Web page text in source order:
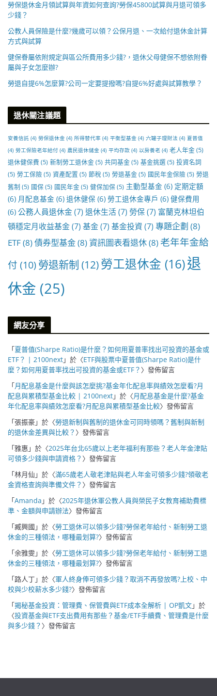
勞保退休金月領試算與年資如何查詢?勞保45800試算與月退可領多
少錢？
公教人員保險是什麼?幾歲可以領？公保月退、一次給付退休金計算
方式與試算
健保眷屬依附規定與區公所費用多少錢?，退休父母健保不想依附眷
屬與子女怎麼辦?
勞退自提6%怎麼算?公司一定要提撥嗎?自提6%好處與試算教學？
退休關注議題
安養信託 (4) 勞保退休金 (4) 所得替代率 (4) 平衡型基金 (4) 六罐子理財法 (4) 夏普值
(4) 勞工保險老年給付 (4) 農民退休儲金 (4) 平均存款 (4) 以房養老 (4) 老人年金(5)
退休健保費 (5) 新制勞工退休金(5) 共同基金(5) 基金挑選 (5) 投資名詞
(5) 勞工保險 (5) 資產配置 (5) 節稅 (5) 勞退基金(5) 國民年金保險 (5) 勞退
舊制 (5) 國保(5) 國民年金(5) 健保加保(5) 主動型基金 (6) 定期定額
(6) 月配息基金 (6) 退休健保 (6) 勞工退休金專戶 (6) 健保費用
(6) 公務人員退休金(7) 退休生活(7) 勞保(7) 富蘭克林坦伯
頓穩定月收益基金(7) 基金(7) 基金投資 (7) 專題企劃 (8)
ETF(8)債券型基金(8)資訊圖表看退休(8)老年年金給
付 (10) 勞退新制 (12)勞工退休金 (16)退
休金 (25)
網友分享
「夏普值(Sharpe Ratio)是什麼？如何用夏普率找出可投資的基金或
ETF？ | 2100next」於〈ETF與股票中夏普值(Sharpe Ratio)是什
麼？如何用夏普率找出可投資的基金或ETF？ 〉發佈留言
「月配息基金是什麼與該怎麼挑?基金年化配息率與績效怎麼看?月
配息與累積型基金比較 | 2100next」於〈月配息基金是什麼?基金
年化配息率與績效怎麼看?月配息與累積型基金比較〉發佈留言
「張振豪」於〈勞退新制與舊制的退休金可同時領嗎？舊制與新制
的退休金差異與比較？ 〉發佈留言
「雅惠 」於〈2025年台北65歲以上老年福利有那些？老人年金津貼
可領多少錢與申請資格？ 〉發佈留言
「林月仙 」於〈滿65歲老人敬老津貼與老人年金可領多少錢?領敬老
金資格查詢與準備文件？ 〉發佈留言
「Amanda 」於〈2025年退休軍公教人員與榮民子女教育補助費標
準、金額與申請辦法〉發佈留言
「臧興國 」於〈勞工退休可以領多少錢?勞保老年給付、新制勞工退
休金的三種領法，哪種最划算?〉發佈留言
「余雅雯」於〈勞工退休可以領多少錢?勞保老年給付、新制勞工退
休金的三種領法，哪種最划算?〉發佈留言
「路人丁」於〈軍人終身俸可領多少錢？取消不再發放嗎?上校、中
校與少校薪水多少錢?〉發佈留言
「揭秘基金投資：管理費、保管費與ETF成本全解析 | OP凱文」於
〈投資基金與ETF支出費用有那些？基金/ETF手續費、管理費是什麼
與多少錢？ 〉發佈留言